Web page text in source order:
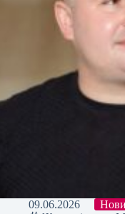
09.06.2026